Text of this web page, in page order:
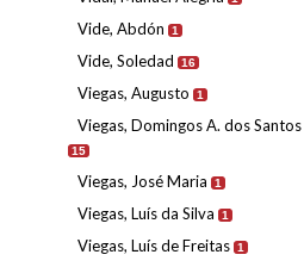
Vide, Abdón 1
Vide, Soledad 16
Viegas, Augusto 1
Viegas, Domingos A. dos Santos
15
Viegas, José Maria 1
Viegas, Luís da Silva 1
Viegas, Luís de Freitas 1